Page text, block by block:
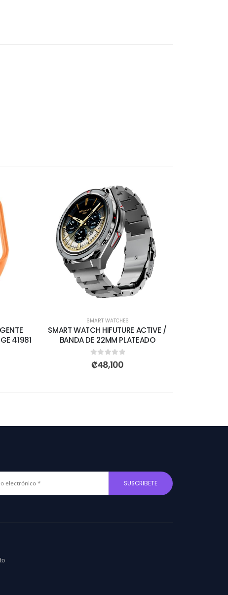
41981
SMART WATCHES
SMART WATCH HIFUTURE ACTIVE /
BANDA DE 22MM PLATEADO
0out of 5
₡48,100